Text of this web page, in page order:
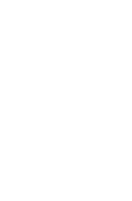
Cisco professionals. It is on
asked